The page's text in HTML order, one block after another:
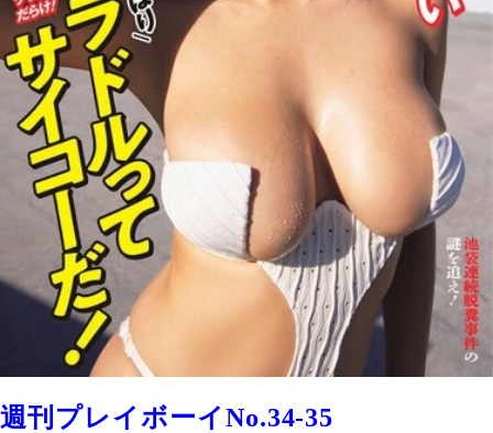
週刊プレイボーイNo.34-35